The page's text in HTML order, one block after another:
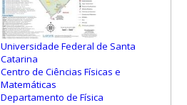
Universidade Federal de Santa
Catarina
Centro de Ciências Físicas e
Matemáticas
Departamento de Física